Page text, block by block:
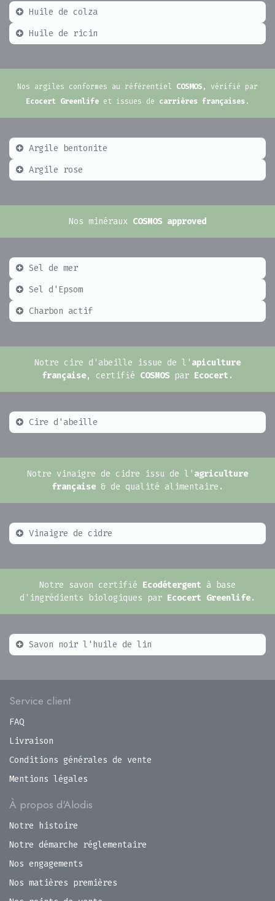
Huile de colza
Huile de ricin
Nos argiles conformes au référentiel COSMOS, vérifié par
Ecocert Greenlife et issues de carrières françaises.
Argile bentonite
Argile rose
Nos minéraux COSMOS approved
Sel de mer
Sel d'Epsom
Charbon actif
Notre cire d'abeille issue de l' apiculture
française, certifié COSMOS par Ecocert .
Cire d'abeille
Notre vinaigre de cidre issu de l' agriculture
française & de qualité alimentaire.
Vinaigre de cidre
Notre savon certifié Ecodétergent à base
d'ingrédients biologiques par Ecocert Greenlife.
Savon noir l'huile de lin
Service client
FAQ
Livraison
Conditions générales de vente
Mentions légales
À propos d'Alodis
Notre histoire
Notre démarche réglementaire
Nos engagements
Nos matières premières